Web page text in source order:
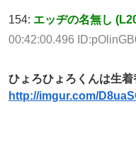
154: エッヂの名無し
00:42:00.496
ひょろひょろくんは生
http://imgur.com/